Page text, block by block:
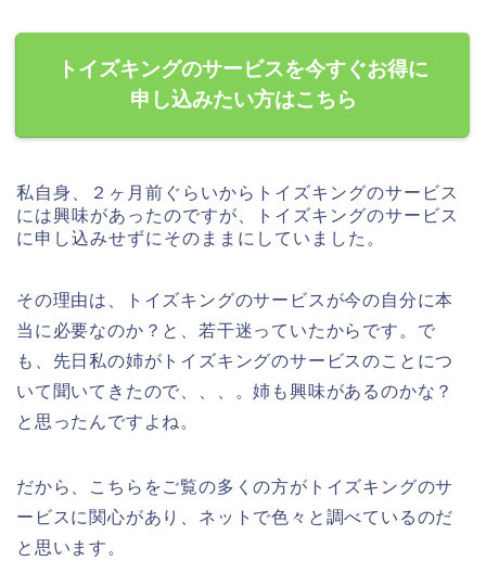
トイズキングのサービスを今すぐお得に
申し込みたい方はこちら
私自身、２ヶ月前ぐらいからトイズキングのサービス
には興味があったのですが、トイズキングのサービス
に申し込みせずにそのままにしていました。
その理由は、トイズキングのサービスが今の自分に本
当に必要なのか？と、若干迷っていたからです。で
も、先日私の姉がトイズキングのサービスのことにつ
いて聞いてきたので、、、。姉も興味があるのかな？
と思ったんですよね。
だから、こちらをご覧の多くの方がトイズキングのサ
ービスに関心があり、ネットで色々と調べているのだ
と思います。